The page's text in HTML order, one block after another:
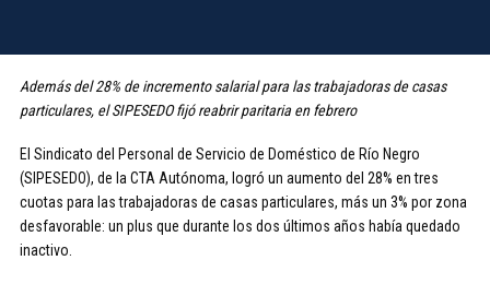
Además del 28% de incremento salarial para las trabajadoras de casas
particulares, el SIPESEDO fijó reabrir paritaria en febrero
El Sindicato del Personal de Servicio de Doméstico de Río Negro
(SIPESEDO), de la CTA Autónoma, logró un aumento del 28% en tres
cuotas para las trabajadoras de casas particulares, más un 3% por zona
desfavorable: un plus que durante los dos últimos años había quedado
inactivo.